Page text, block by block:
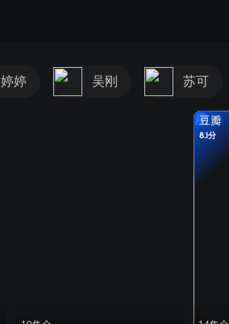
婷 吴刚 苏可
豆瓣
8.1分